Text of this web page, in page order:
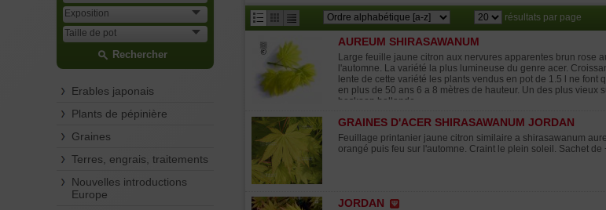
Rechercher
Erables japonais
Plants de pépinière
Graines
Terres, engrais, traitements
Nouvelles introductions
Europe
résultats par page
AUREUM SHIRASAWANUM
Large feuille jaune citron aux nervures apparentes brun rose
l'automne. La variété la plus lumineuse du genre acer.
lente de cette variété les plants vendus en pot de 1.5 l ne
en plus de 50 ans 6 a 8 mètres de hauteur. Un des plus vieux
boskoop hollande.
GRAINES D'ACER SHIRASAWANUM JORDAN
Feuillage printanier jaune citron similaire a shirasawanum
orangé puis feu sur l'automne. Craint le plein soleil. Sachet de
JORDAN